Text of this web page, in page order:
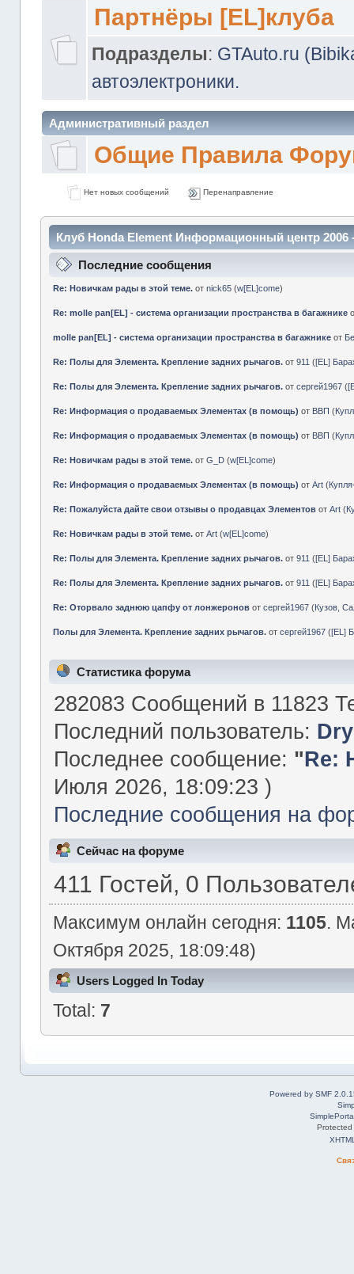
Партнёры [EL]клуба
Подразделы: GTAuto.ru
автоэлектроники.
Административный раздел
Общие Правила
Нет новых сообщений Перенаправление
Клуб Honda Element Информационный центр
Последние сообщения
Re: Новичкам рады в этой теме. отnick65 (w[EL]come)
Re: molle pan[EL] - система организации пространства в багажнике
molle pan[EL] - система организации пространства в багажнике от
Re: Полы для Элемента. Крепление задних рычагов. от911 ([EL]
Re: Полы для Элемента. Крепление задних рычагов. отсергей1967 (
Re: Информация о продаваемых Элементах (в помощь) от ВВП (
Re: Информация о продаваемых Элементах (в помощь) от ВВП (
Re: Новичкам рады в этой теме. отG_D (w[EL]come)
Re: Информация о продаваемых Элементах (в помощь) отArt (
Re: Пожалуйста дайте свои отзывы о продавцах Элементов отArt (
Re: Новичкам рады в этой теме. отArt (w[EL]come)
Re: Полы для Элемента. Крепление задних рычагов. от911 ([EL]
Re: Полы для Элемента. Крепление задних рычагов. от911 ([EL]
Re: Оторвало заднюю цапфу от лонжеронов отсергей1967 (Кузов,
Полы для Элемента. Крепление задних рычагов. отсергей1967 ([EL]
Статистика форума
282083 Сообщений в 11823
Последний пользователь: Dry
Последнее сообщение: "Re:
Июля 2026, 18:09:23 )
Последние сообщения на
Сейчас на форуме
411 Гостей, 0
Максимум онлайн сегодня: 1105.
Октября 2025, 18:09:48)
Users Logged In Today
Total: 7
Powered by SMF